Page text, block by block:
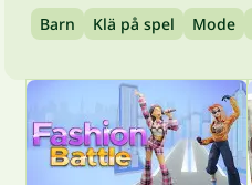
Barn Klä på spel Mode